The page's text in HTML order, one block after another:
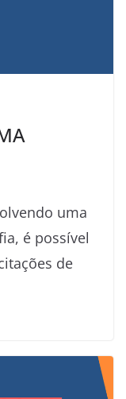
uma
é possível
de